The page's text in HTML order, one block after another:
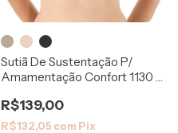
Sutiã De Sustentação P/
Amamentação Confort 1130 -
R$139,00
R$132,05 com Pix